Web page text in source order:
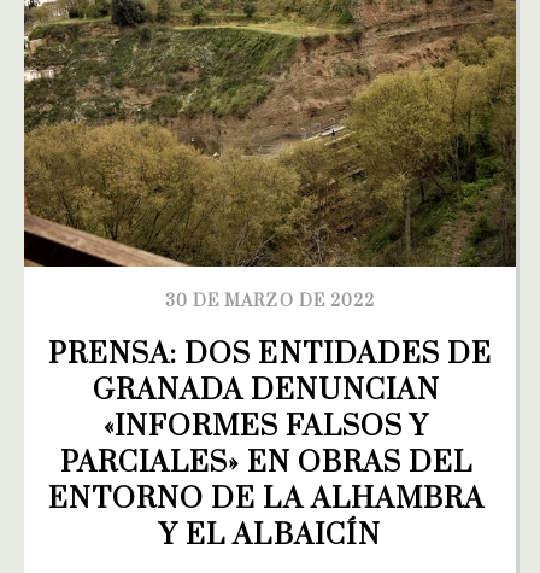
30 DE MARZO DE 2022
PRENSA: DOS ENTIDADES DE
GRANADA DENUNCIAN
«INFORMES FALSOS Y
PARCIALES» EN OBRAS DEL
ENTORNO DE LA ALHAMBRA
Y EL ALBAICÍN